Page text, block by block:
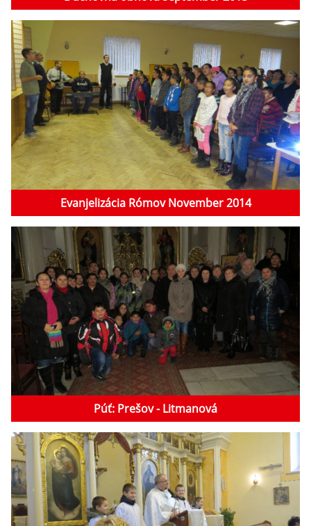
Evanjelizácia Rómov November 2014
Púť: Prešov - Litmanová